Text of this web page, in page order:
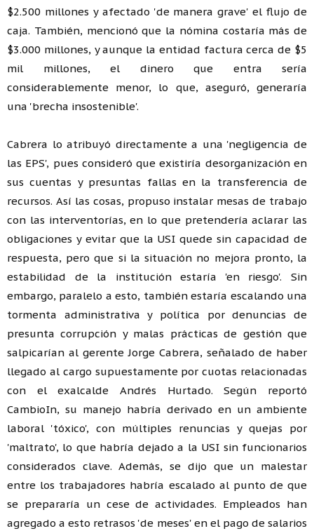
$2.500 millones y afectado 'de manera grave' el flujo de
caja. También, mencionó que la nómina costaría más de
$3.000 millones, y aunque la entidad factura cerca de $5
mil millones, el dinero que entra sería
considerablemente menor, lo que, aseguró, generaría
una 'brecha insostenible'.
Cabrera lo atribuyó directamente a una 'negligencia de
las EPS', pues consideró que existiría desorganización en
sus cuentas y presuntas fallas en la transferencia de
recursos. Así las cosas, propuso instalar mesas de trabajo
con las interventorías, en lo que pretendería aclarar las
obligaciones y evitar que la USI quede sin capacidad de
respuesta, pero que si la situación no mejora pronto, la
estabilidad de la institución estaría 'en riesgo'. Sin
embargo, paralelo a esto, también estaría escalando una
tormenta administrativa y política por denuncias de
presunta corrupción y malas prácticas de gestión que
salpicarían al gerente Jorge Cabrera, señalado de haber
llegado al cargo supuestamente por cuotas relacionadas
con el exalcalde Andrés Hurtado. Según reportó
CambioIn, su manejo habría derivado en un ambiente
laboral 'tóxico', con múltiples renuncias y quejas por
'maltrato', lo que habría dejado a la USI sin funcionarios
considerados clave. Además, se dijo que un malestar
entre los trabajadores habría escalado al punto de que
se prepararía un cese de actividades. Empleados han
agregado a esto retrasos 'de meses' en el pago de salarios